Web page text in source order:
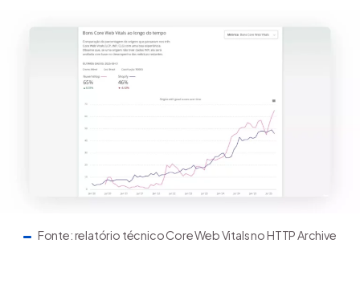
Fonte: relatório técnico Core Web Vitals no HTTP Archive